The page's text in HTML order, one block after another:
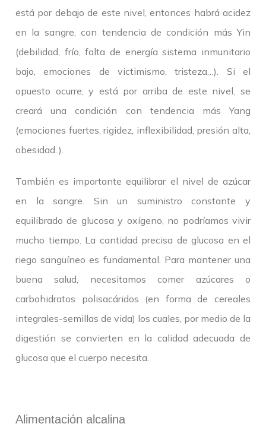
está por debajo de este nivel, entonces habrá acidez
en la sangre, con tendencia de condición más Yin
(debilidad, frío, falta de energía sistema inmunitario
bajo, emociones de victimismo, tristeza…). Si el
opuesto ocurre, y está por arriba de este nivel, se
creará una condición con tendencia más Yang
(emociones fuertes, rigidez, inflexibilidad, presión alta,
obesidad..).
También es importante equilibrar el nivel de azúcar
en la sangre. Sin un suministro constante y
equilibrado de glucosa y oxígeno, no podríamos vivir
mucho tiempo. La cantidad precisa de glucosa en el
riego sanguíneo es fundamental. Para mantener una
buena salud, necesitamos comer azúcares o
carbohidratos polisacáridos (en forma de cereales
integrales-semillas de vida) los cuales, por medio de la
digestión se convierten en la calidad adecuada de
glucosa que el cuerpo necesita.
Alimentación alcalina